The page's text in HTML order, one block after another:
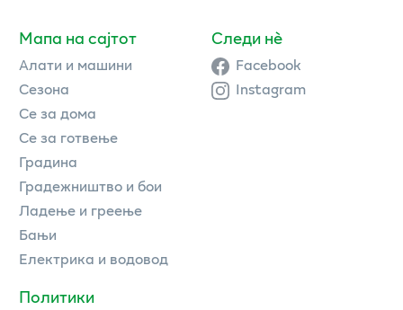
Мапа на сајтот
Алати и машини
Сезона
Се за дома
Се за готвење
Градина
Градежништво и бои
Ладење и греење
Бањи
Електрика и водовод
Политики
Следи нè
Facebook
Instagram